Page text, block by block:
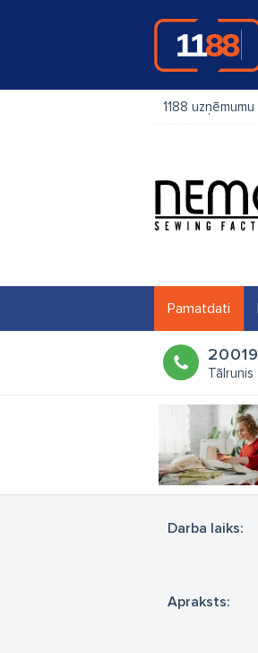
1188
Pamatdati
Tālrunis
Darba laiks:
Apraksts: